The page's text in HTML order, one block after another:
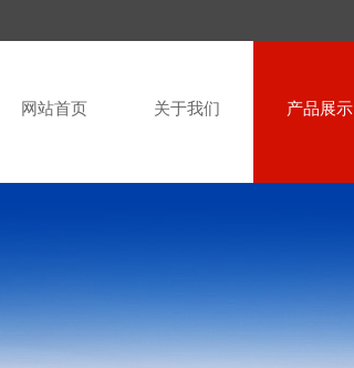
网站首页 关于我们 产品展示